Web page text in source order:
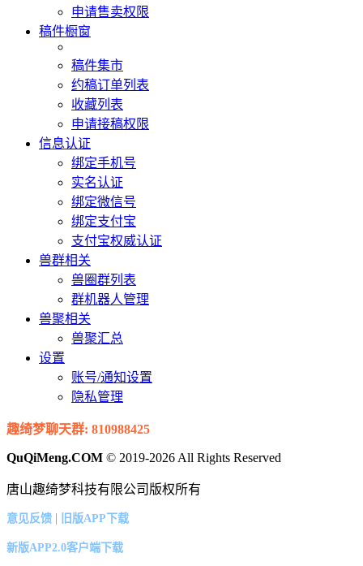
申请售卖权限
稿件橱窗
稿件集市
约稿订单列表
收藏列表
申请接稿权限
信息认证
绑定手机号
实名认证
绑定微信号
绑定支付宝
支付宝权威认证
兽群相关
兽圈群列表
群机器人管理
兽聚相关
兽聚汇总
设置
账号/通知设置
隐私管理
趣绮梦聊天群: 810988425
QuQiMeng.COM © 2019-2026 All Rights Reserved
唐山趣绮梦科技有限公司版权所有
意见反馈 | 旧版APP下载
新版APP2.0客户端下载